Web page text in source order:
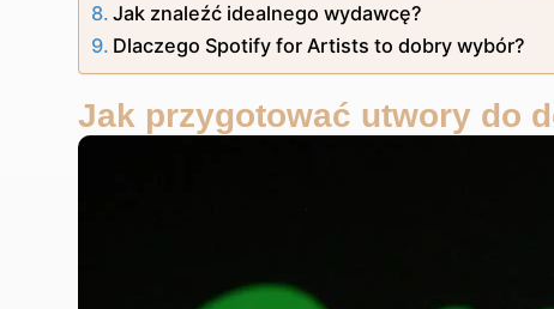
Jak znaleźć idealnego wydawcę?
Dlaczego Spotify for Artists to dobry wybór?
Jak przygotować utwory do